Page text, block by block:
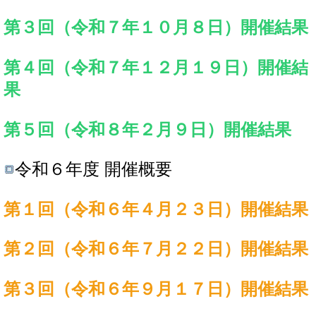
第３回（令和７年１０月８日）開催結果
第４回（令和７年１２月１９日）開催結
果
第５回（令和８年２月９日）開催結果
令和６年度 開催概要
第１回（令和６年４月２３日）開催結果
第２回（令和６年７月２２日）開催結果
第３回（令和６年９月１７日）開催結果